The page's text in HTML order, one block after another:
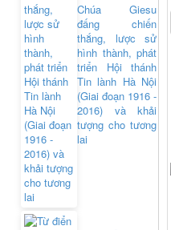
Chúa Giesu
đấng chiến
thắng, lược sử
hình thành, phát
triển Hội thánh
Tin lành Hà Nội
(Giai đoạn 1916 -
2016) và khải
tượng cho tương
lai